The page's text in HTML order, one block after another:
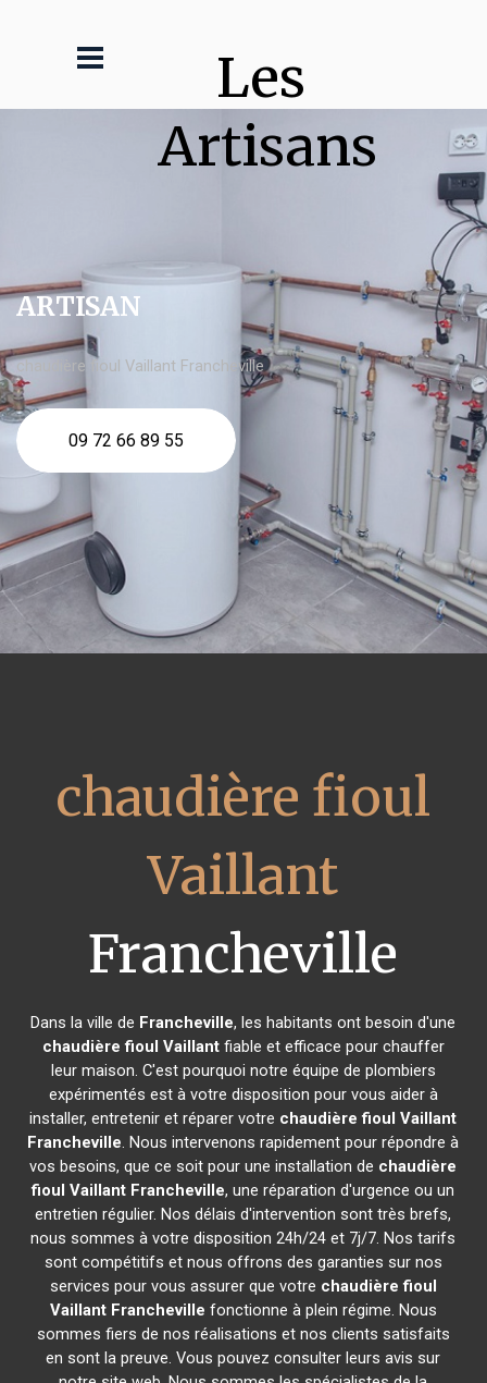
Les
Artisans
ARTISAN
chaudière fioul Vaillant Francheville
09 72 66 89 55
chaudière fioul
Vaillant
Francheville
Dans la ville de Francheville, les habitants ont besoin d'une
chaudière fioul Vaillantfiable et efficace pour chauffer
leur maison. C'est pourquoi notre équipe de plombiers
expérimentés est à votre disposition pour vous aider à
installer, entretenir et réparer votre chaudière fioul Vaillant
Francheville. Nous intervenons rapidement pour répondre à
vos besoins, que ce soit pour une installation de chaudière
fioul Vaillant Francheville, une réparation d'urgence ou un
entretien régulier. Nos délais d'intervention sont très brefs,
nous sommes à votre disposition 24h/24 et 7j/7. Nos tarifs
sont compétitifs et nous offrons des garanties sur nos
services pour vous assurer que votre chaudière fioul
Vaillant Francheville fonctionne à plein régime. Nous
sommes fiers de nos réalisations et nos clients satisfaits
en sont la preuve. Vous pouvez consulter leurs avis sur